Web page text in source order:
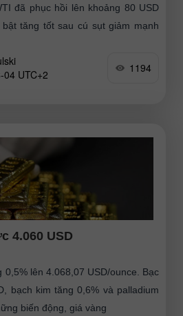
đã phục hồi lên khoảng 80 USD
tăng tốt sau cú sụt giảm mạnh
UTC+2
1194
4.060 USD
0,5% lên 4.068,07 USD/ounce. Bạc
bạch kim tăng 0,6% và palladium
biến động, giá vàng